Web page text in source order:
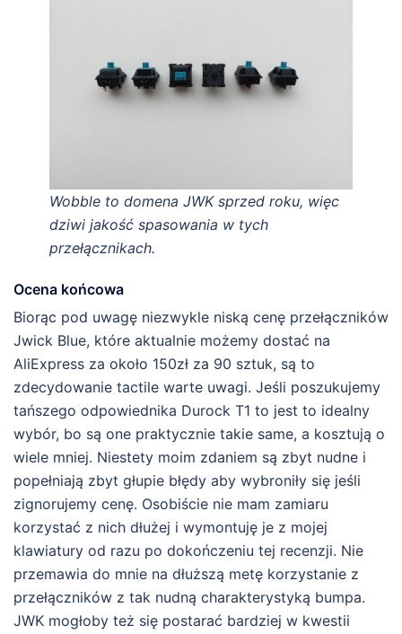
Wobble to domena JWK sprzed roku, więc
dziwi jakość spasowania w tych
przełącznikach.
Ocena końcowa
Biorąc pod uwagę niezwykle niską cenę przełączników
Jwick Blue, które aktualnie możemy dostać na
AliExpress za około 150zł za 90 sztuk, są to
zdecydowanie tactile warte uwagi. Jeśli poszukujemy
tańszego odpowiednika Durock T1 to jest to idealny
wybór, bo są one praktycznie takie same, a kosztują o
wiele mniej. Niestety moim zdaniem są zbyt nudne i
popełniają zbyt głupie błędy aby wybroniły się jeśli
zignorujemy cenę. Osobiście nie mam zamiaru
korzystać z nich dłużej i wymontuję je z mojej
klawiatury od razu po dokończeniu tej recenzji. Nie
przemawia do mnie na dłuższą metę korzystanie z
przełączników z tak nudną charakterystyką bumpa.
JWK mogłoby też się postarać bardziej w kwestii